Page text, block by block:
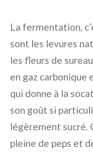
La fermentation,
sont les levures
les fleurs de
en gaz carbonique
qui donne à la
son goût si
légèrement sucré.
pleine de peps et